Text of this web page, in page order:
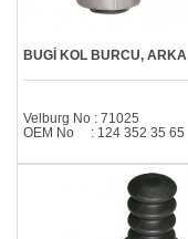
BUGİ KOL BURCU, ARKA
Velburg No : 71025
OEM No : 124 352 35 65